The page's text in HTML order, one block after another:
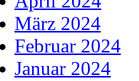
März 2024
Februar 2024
Januar 2024